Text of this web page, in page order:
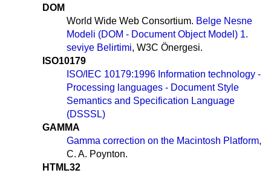
DOM
World Wide Web Consortium. Belge Nesne
Modeli (DOM - Document Object Model) 1.
seviye Belirtimi, W3C Önergesi.
ISO10179
ISO/IEC 10179:1996 Information technology -
Processing languages - Document Style
Semantics and Specification Language
(DSSSL)
GAMMA
Gamma correction on the Macintosh Platform,
C. A. Poynton.
HTML32